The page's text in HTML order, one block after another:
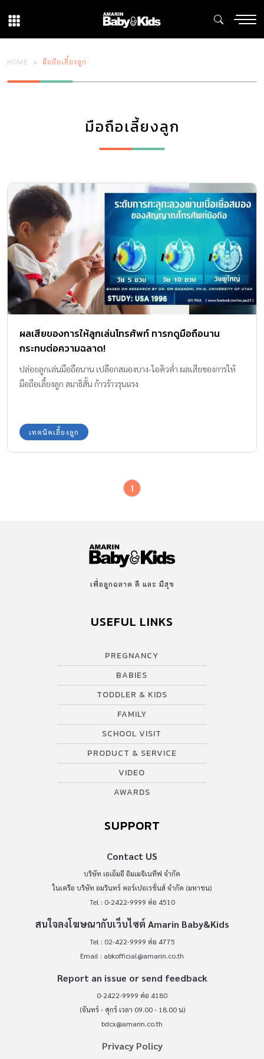
HOME มือถือเลี้ยงลูก
มือถือเลี้ยงลูก
ผลเสียของการให้ลูกเล่นโทรศัพท์ ทารกดูมือถือนาน
กระทบต่อความฉลาด!
ปล่อยลูกเล่นมือถือนาน เปลือกสมองบาง-ไอคิวต่ำ ผลเสียของการให้
มือถือเลี้ยงลูก สมาธิสั้น ก้าวร้าวรุนแรง
เทคนิคเลี้ยงลูก
1
เพื่อลูกฉลาด ดี และ มีสุข
USEFUL LINKS
PREGNANCY
BABIES
TODDLER & KIDS
FAMILY
SCHOOL VISIT
PRODUCT & SERVICE
VIDEO
AWARDS
SUPPORT
Contact US
บริษัท เอเอ็มอี อิมเมจิเนทีฟ จำกัด
ในเครือ บริษัท อมรินทร์ คอร์เปอเรชั่นส์ จำกัด (มหาชน)
Tel : 0-2422-9999 ต่อ 4510
สนใจลงโฆษณากับเว็บไซต์ Amarin Baby&Kids
Tel : 02-422-9999 ต่อ 4775
Email : abkofficial@amarin.co.th
Report an issue or send feedback
0-2422-9999 ต่อ 4180
(จันทร์ - ศุกร์ เวลา 09.00 - 18.00 น)
bdcx@amarin.co.th
Privacy Policy